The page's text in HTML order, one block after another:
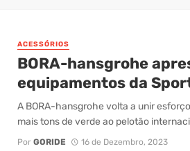
ACESSÓRIOS
BORA-hansgrohe
equipamentos da
A BORA-hansgrohe volta a unir
mais tons de verde ao pelotão
Por GORIDE 16 de Dezembro, 2023